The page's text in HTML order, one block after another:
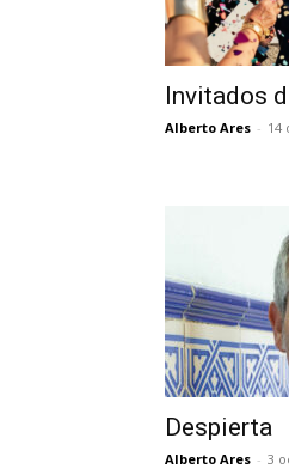
Invitados
Alberto Ares - 14
Despierta
Alberto Ares - 3